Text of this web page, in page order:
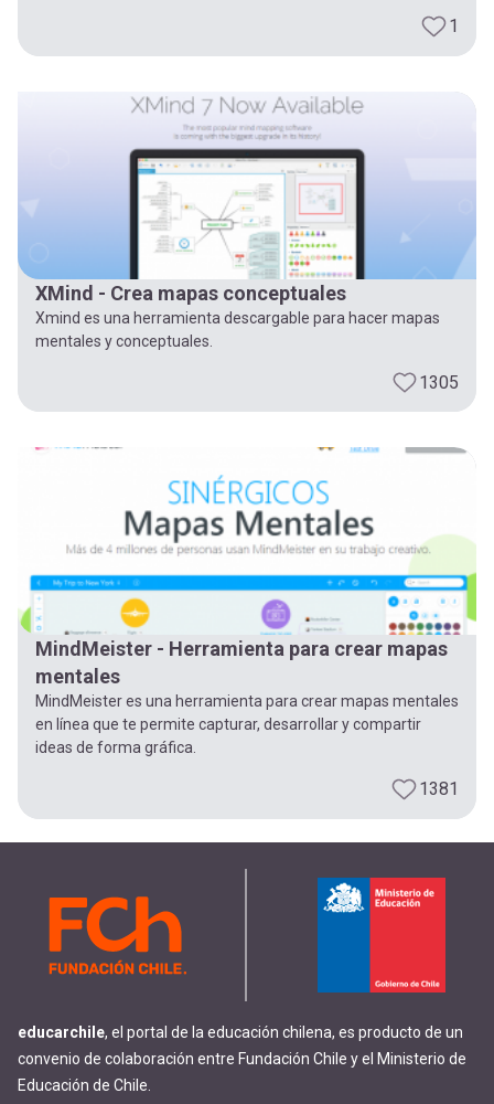
cuenta
1
XMind - Crea mapas conceptuales
Xmind es una herramienta descargable para hacer mapas
mentales y conceptuales.
1305
MindMeister - Herramienta para crear mapas
mentales
MindMeister es una herramienta para crear mapas mentales
en línea que te permite capturar, desarrollar y compartir
ideas de forma gráfica.
1381
educarchile, el portal de la educación chilena, es producto de un
convenio de colaboración entre Fundación Chile y el Ministerio de
Educación de Chile.